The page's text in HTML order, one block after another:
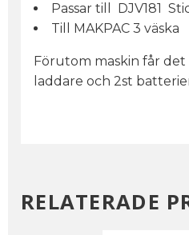
Passar till DJV181
Till MAKPAC 3 väska
Förutom maskin får
laddare och 2st
RELATERADE